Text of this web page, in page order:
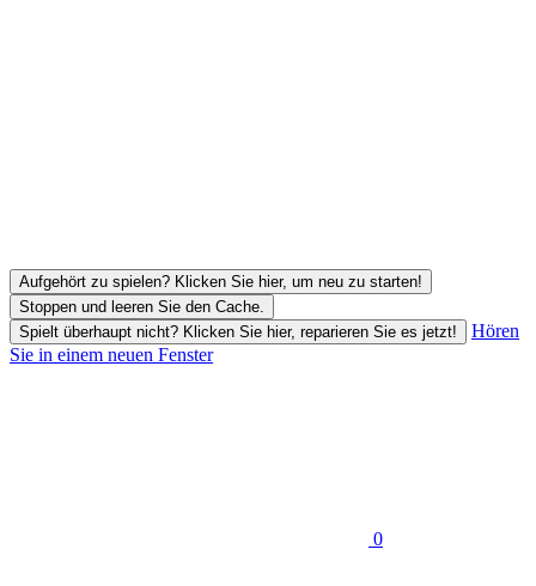
Aufgehört zu spielen? Klicken Sie hier, um neu zu starten!
Stoppen und leeren Sie den Cache.
Spielt überhaupt nicht? Klicken Sie hier, reparieren Sie es jetzt!
Hören
Sie in einem neuen Fenster
0